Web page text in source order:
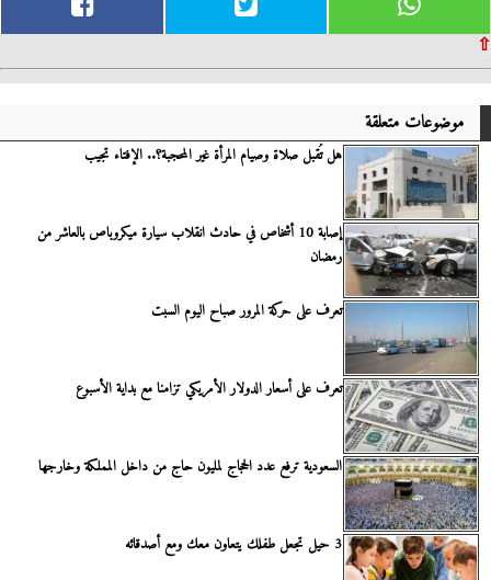
⇧
موضوعات متعلقة
هل تُقبل صلاة وصيام المرأة غير المحجبة؟.. الإفتاء تجيب
إصابة 10 أشخاص في حادث انقلاب سيارة ميكروباص بالعاشر من
رمضان
تعرف على حركة المرور صباح اليوم السبت
تعرف على أسعار الدولار الأمريكي تزامنا مع بداية الأسبوع
السعودية ترفع عدد الحجاج لمليون حاج من داخل المملكة وخارجها
3 حيل تجعل طفلك يتعاون معك ومع أصدقائه